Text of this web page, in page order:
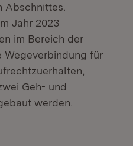
Abschnittes.
Jahr 2023
im Bereich der
Wegeverbindung für
Geh- und
werden.